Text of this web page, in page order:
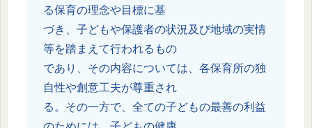
る保育の理念や目標に基
づき、子どもや保護者の状況及び地域の実情
等を踏まえて行われるもの
であり、その内容については、各保育所の独
自性や創意工夫が尊重され
る。その一方で、全ての子どもの最善の利益